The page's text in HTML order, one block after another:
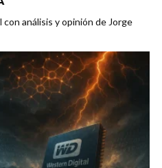
análisis y opinión de Jorge